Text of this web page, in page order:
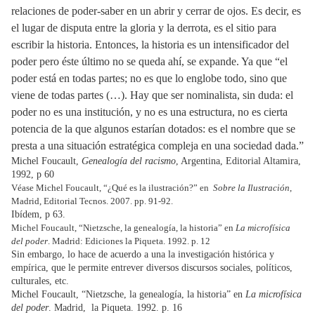
relaciones de poder-saber en un abrir y cerrar de ojos. Es decir, es
el lugar de disputa entre la gloria y la derrota, es el sitio para
escribir la historia. Entonces, la historia es un intensificador del
poder pero éste último no se queda ahí, se expande. Ya que “el
poder está en todas partes; no es que lo englobe todo, sino que
viene de todas partes (…). Hay que ser nominalista, sin duda: el
poder no es una institución, y no es una estructura, no es cierta
potencia de la que algunos estarían dotados: es el nombre que se
presta a una situación estratégica compleja en una sociedad dada.”
Michel Foucault, Genealogía del racismo, Argentina, Editorial Altamira,
1992, p 60
Véase Michel Foucault, “¿Qué es la ilustración?” en Sobre la Ilustración,
Madrid, Editorial Tecnos. 2007. pp. 91-92.
Ibídem, p 63.
Michel Foucault, “Nietzsche, la genealogía, la historia” en La microfísica
del poder. Madrid: Ediciones la Piqueta. 1992. p. 12
Sin embargo, lo hace de acuerdo a una la investigación histórica y
empírica, que le permite entrever diversos discursos sociales, políticos,
culturales, etc.
Michel Foucault, “Nietzsche, la genealogía, la historia” en La microfísica
del poder. Madrid, la Piqueta. 1992. p. 16